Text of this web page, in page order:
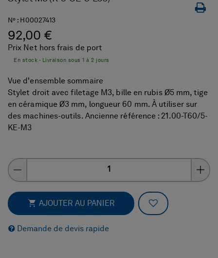
N° : H00027413
92,00 €
Prix Net hors frais de port
En stock - Livraison sous 1 à 2 jours
Vue d'ensemble sommaire
Stylet droit avec filetage M3, bille en rubis Ø5 mm, tige
en céramique Ø3 mm, longueur 60 mm. À utiliser sur
des machines-outils. Ancienne référence : 21.00-T60/5-
KE-M3
AJOUTER AU PANIER ADD TO
Demande de devis rapide